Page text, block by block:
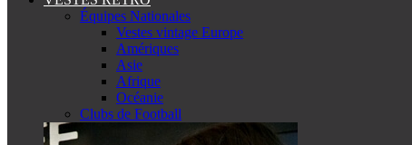
Équipes Nationales
Vestes vintage Europe
Amériques
Asie
Afrique
Océanie
Clubs de Football